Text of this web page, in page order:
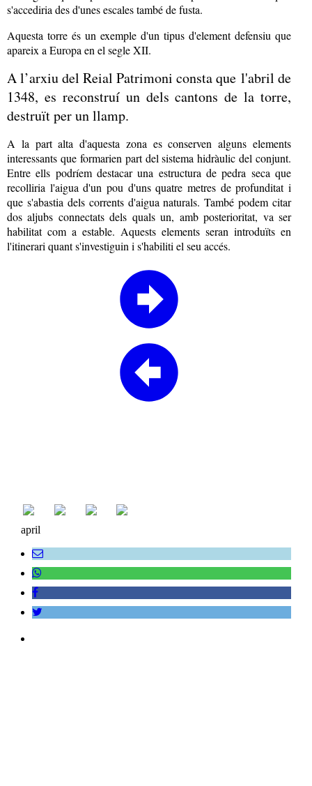
s'accediria des d'unes escales també de fusta.
Aquesta torre és un exemple d'un tipus d'element defensiu que
apareix a Europa en el segle XII.
A l’arxiu del Reial Patrimoni consta que l'abril de
1348, es reconstruí un dels cantons de la torre,
destruït per un llamp.
A la part alta d'aquesta zona es conserven alguns elements
interessants que formarien part del sistema hidràulic del conjunt.
Entre ells podríem destacar una estructura de pedra seca que
recolliria l'aigua d'un pou d'uns quatre metres de profunditat i
que s'abastia dels corrents d'aigua naturals. També podem citar
dos aljubs connectats dels quals un, amb posterioritat, va ser
habilitat com a estable. Aquests elements seran introduïts en
l'itinerari quant s'investiguin i s'habiliti el seu accés.
april